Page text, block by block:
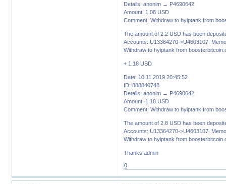
Details: anonim → P4690642
Amount: 1.08 USD
Comment: Withdraw to hyiptank from
The amount of 2.2 USD has been
Accounts: U13364270->U4603107.
Withdraw to hyiptank from
+ 1.18 USD
Date: 10.11.2019 20:45:52
ID: 888840748
Details: anonim → P4690642
Amount: 1.18 USD
Comment: Withdraw to hyiptank from
The amount of 2.8 USD has been
Accounts: U13364270->U4603107.
Withdraw to hyiptank from
Thanks admin
0